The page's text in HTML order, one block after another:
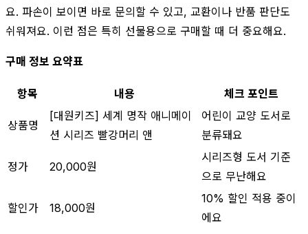
요. 파손이 보이면 바로 문의할 수 있고, 교환이나 반품 판단도
쉬워져요. 이런 점은 특히 선물용으로 구매할 때 더 중요해요.
구매 정보 요약표
항목 내용 체크 포인트
상품명
[대원키즈] 세계 명작 애니메이
션 시리즈 빨강머리 앤
어린이 교양 도서로
분류돼요
정가 20,000원
시리즈형 도서 기준
으로 무난해요
할인가 18,000원
10% 할인 적용 중이
에요